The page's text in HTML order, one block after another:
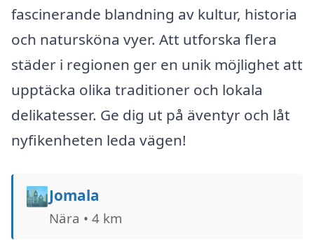
fascinerande blandning av kultur, historia
och natursköna vyer. Att utforska flera
städer i regionen ger en unik möjlighet att
upptäcka olika traditioner och lokala
delikatesser. Ge dig ut på äventyr och låt
nyfikenheten leda vägen!
🏙️Jomala
Nära • 4 km